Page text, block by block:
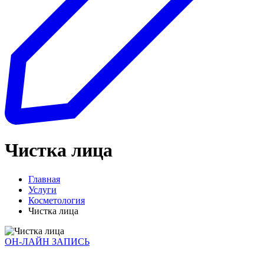
Чистка лица
Главная
Услуги
Косметология
Чистка лица
ОН-ЛАЙН ЗАПИСЬ